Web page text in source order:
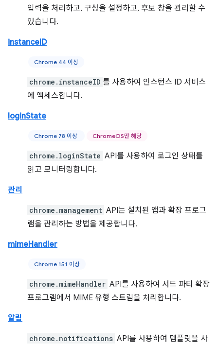
입력을 처리하고, 구성을 설정하고, 후보 창을 관리할 수
있습니다.
instanceID
Chrome 44 이상
chrome.instanceID 를 사용하여 인스턴스 ID 서비스
에 액세스합니다.
loginState
Chrome 78 이상 ChromeOS만 해당
chrome.loginState API를 사용하여 로그인 상태를
읽고 모니터링합니다.
관리
chrome.management API는 설치된 앱과 확장 프로그
램을 관리하는 방법을 제공합니다.
mimeHandler
Chrome 151 이상
chrome.mimeHandler API를 사용하여 서드 파티 확장
프로그램에서 MIME 유형 스트림을 처리합니다.
알림
chrome.notifications API를 사용하여 템플릿을 사